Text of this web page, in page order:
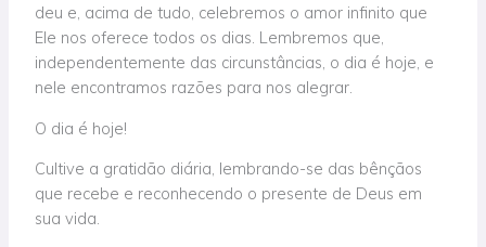
deu e, acima de tudo, celebremos o amor infinito que
Ele nos oferece todos os dias. Lembremos que,
independentemente das circunstâncias, o dia é hoje, e
nele encontramos razões para nos alegrar.
O dia é hoje!
Cultive a gratidão diária, lembrando-se das bênçãos
que recebe e reconhecendo o presente de Deus em
sua vida.